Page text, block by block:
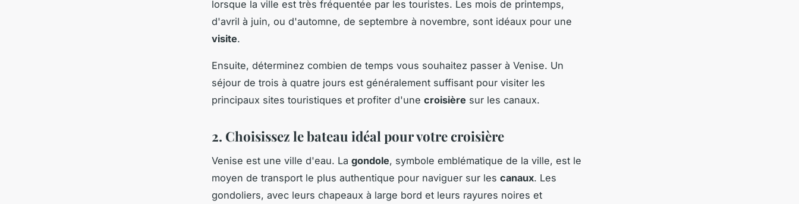
lorsque la ville est très fréquentée par les touristes. Les mois de printemps,
d'avril à juin, ou d'automne, de septembre à novembre, sont idéaux pour une
visite.
Ensuite, déterminez combien de temps vous souhaitez passer à Venise. Un
séjour de trois à quatre jours est généralement suffisant pour visiter les
principaux sites touristiques et profiter d'une croisière sur les canaux.
2. Choisissez le bateau idéal pour votre croisière
Venise est une ville d'eau. La gondole, symbole emblématique de la ville, est le
moyen de transport le plus authentique pour naviguer sur les canaux. Les
gondoliers, avec leurs chapeaux à large bord et leurs rayures noires et